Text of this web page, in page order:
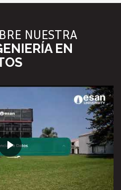
NUESTRA
EN